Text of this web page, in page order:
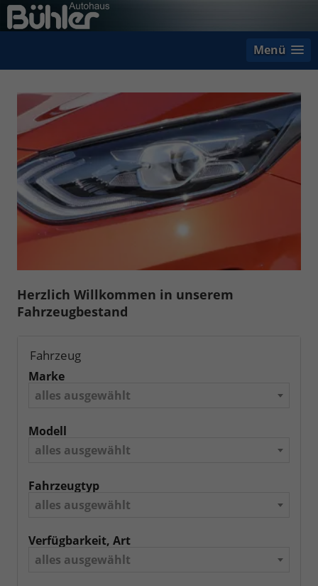
Menü
Herzlich Willkommen in unserem
Fahrzeugbestand
Fahrzeug
Marke
alles ausgewählt
Modell
alles ausgewählt
Fahrzeugtyp
alles ausgewählt
Verfügbarkeit, Art
alles ausgewählt